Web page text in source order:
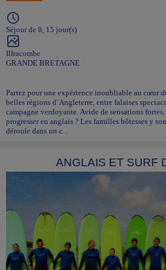
Séjour de 8, 15 jour(s)
Ilfracombe
GRANDE BRETAGNE
Partez pour une expérience inoubliable au cœur
belles régions d’Angleterre, entre falaises
campagne verdoyante. Avide de sensations
progresser en anglais ? Les familles hôtesses y
déroule dans un c...
ANGLAIS ET SURF